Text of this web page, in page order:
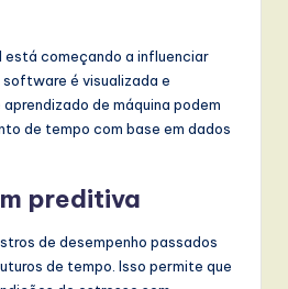
começando a influenciar
é visualizada e
de máquina podem
de tempo com base em dados
preditiva
de desempenho passados
de tempo. Isso permite que